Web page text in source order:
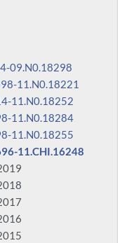
09.N0.18298
11.N0.18221
11.N0.18252
11.N0.18284
11.N0.18255
11.CHI.16248